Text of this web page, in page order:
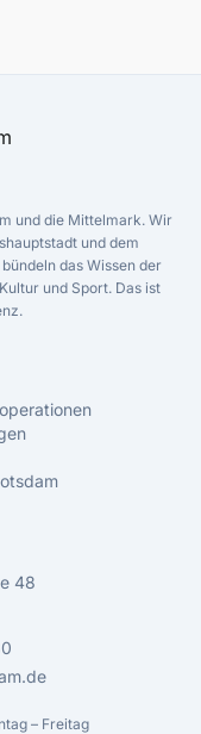
und die Mittelmark. Wir
und dem
das Wissen der
und Sport. Das ist
48
– Freitag